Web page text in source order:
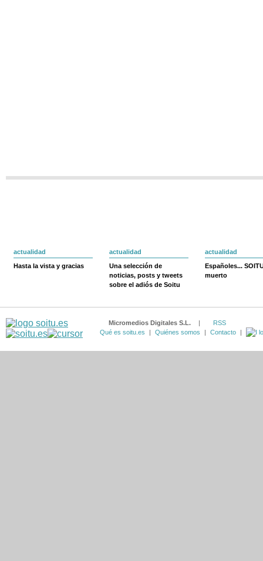
actualidad
Hasta la vista y gracias
actualidad
Una selección de
noticias, posts y tweets
sobre el adiós de Soitu
actualidad
Españoles...
muerto
Micromedios Digitales S.L. |
RSS
Qué es soitu.es
| Quiénes somos | Contacto |